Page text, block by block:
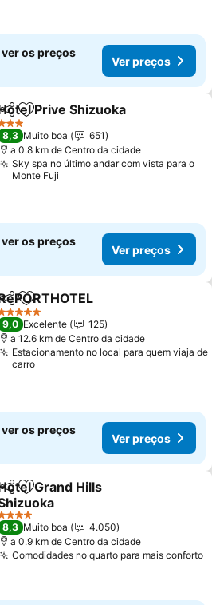
os preços
Ver preços
Adicionar aos favoritos
Prive Shizuoka
Estrelas
8,3 Muito boa
651
a 0.8 km de Centro da cidade
Sky spa no último andar com vista para o
Monte Fuji
os preços
Ver preços
Adicionar aos favoritos
Estrelas
9,0 Excelente
125
a 12.6 km de Centro da cidade
Estacionamento no local para quem viaja de
carro
os preços
Ver preços
Adicionar aos favoritos
Grand Hills
Estrelas
8,3 Muito boa
4.050
a 0.9 km de Centro da cidade
Comodidades no quarto para mais conforto